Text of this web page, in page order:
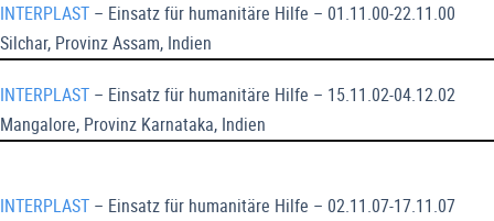
INTERPLAST – Einsatz für humanitäre Hilfe – 01.11.00-22.11.00
Silchar, Provinz Assam, Indien
INTERPLAST – Einsatz für humanitäre Hilfe – 15.11.02-04.12.02
Mangalore, Provinz Karnataka, Indien
INTERPLAST – Einsatz für humanitäre Hilfe – 02.11.07-17.11.07